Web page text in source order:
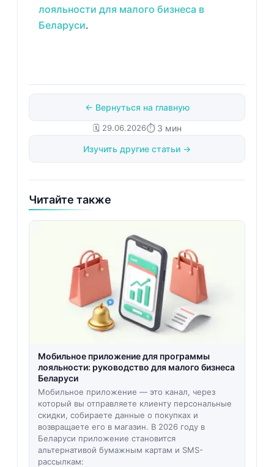
лояльности для малого бизнеса в
Беларуси.
← Вернуться на главную
🗓️ 29.06.2026⏱ 3 мин
Изучить другие статьи →
Читайте также
Мобильное приложение для программы
лояльности: руководство для малого бизнеса
Беларуси
Мобильное приложение — это канал, через
который вы отправляете клиенту персональные
скидки, собираете данные о покупках и
возвращаете его в магазин. В 2026 году в
Беларуси приложение становится
альтернативой бумажным картам и SMS-
рассылкам: